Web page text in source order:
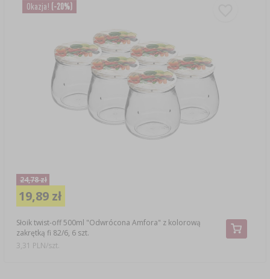
Okazja! (-20%)
Słoik twist-off 500ml "Odwrócona Amfora" z kolorową
zakrętką fi 82/6, 6 szt.
24,78 zł
19,89 zł
3,31 PLN/szt.